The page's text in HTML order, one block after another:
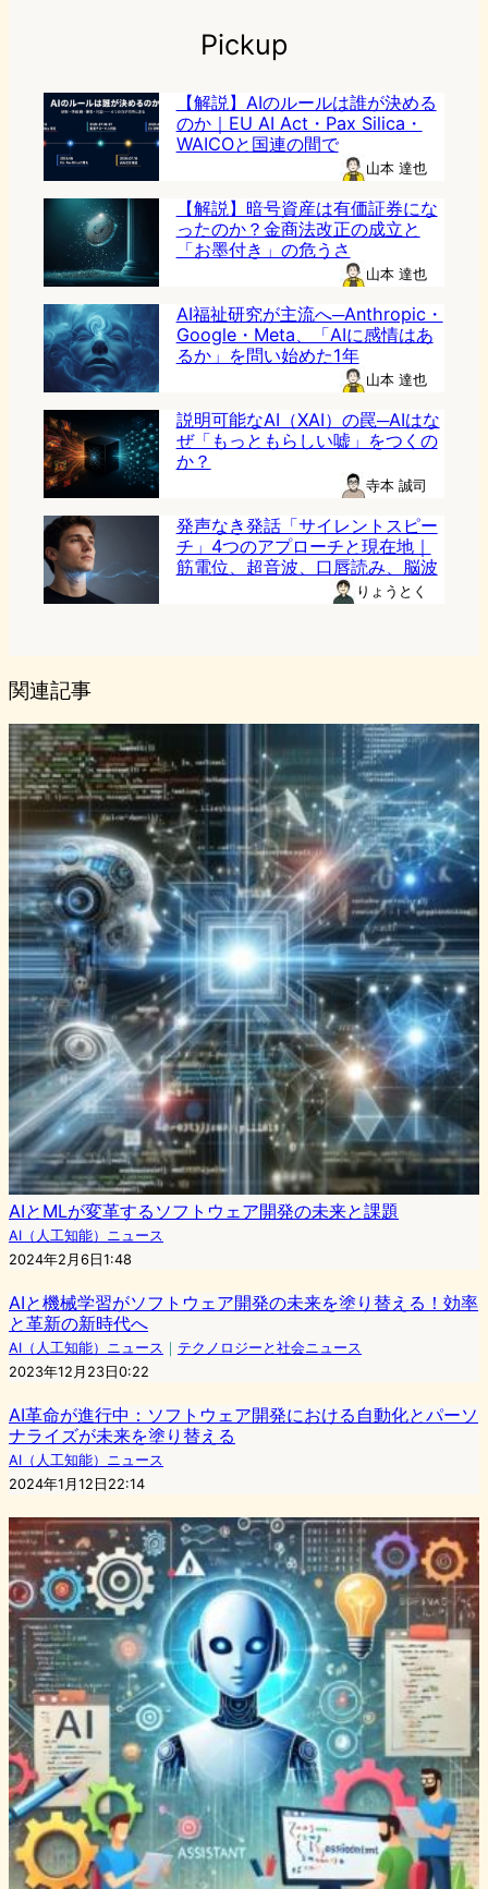
Pickup
【解説】AIのルールは誰が決める
のか｜EU AI Act・Pax Silica・
WAICOと国連の間で
山本 達也
【解説】暗号資産は有価証券にな
ったのか？金商法改正の成立と
「お墨付き」の危うさ
山本 達也
AI福祉研究が主流へ─Anthropic・
Google・Meta、「AIに感情はあ
るか」を問い始めた1年
山本 達也
説明可能なAI（XAI）の罠─AIはな
ぜ「もっともらしい嘘」をつくの
か？
寺本 誠司
発声なき発話「サイレントスピー
チ」4つのアプローチと現在地｜
筋電位、超音波、口唇読み、脳波
りょうとく
関連記事
AIとMLが変革するソフトウェア開発の未来と課題
AI（人工知能）ニュース
2024年2月6日1:48
AIと機械学習がソフトウェア開発の未来を塗り替える！効率
と革新の新時代へ
AI（人工知能）ニュース ｜ テクノロジーと社会ニュース
2023年12月23日0:22
AI革命が進行中：ソフトウェア開発における自動化とパーソ
ナライズが未来を塗り替える
AI（人工知能）ニュース
2024年1月12日22:14